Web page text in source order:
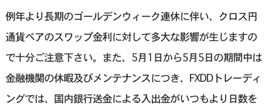
例年より長期のゴールデンウィーク連休に伴い、クロス円
通貨ペアのスワップ金利に対して多大な影響が生じますの
で十分ご注意下さい。また、5月1日から5月5日の期間中は
金融機関の休暇及びメンテナンスにつき、FXDDトレーディ
ングでは、国内銀行送金による入出金がいつもより日数を